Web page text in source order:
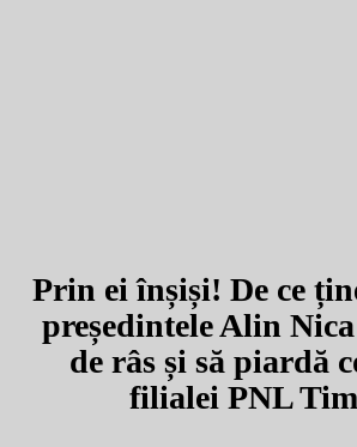
Prin ei înșiși! De ce
președintele Alin Nica
de râs și să piardă
filialei PNL